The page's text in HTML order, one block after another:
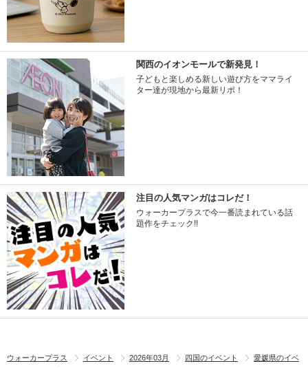
関西のイオンモールで新発見！
子どもと楽しめる新しい遊び方をママライ
ター達が現地から最新リポ！
注目の人気マンガはコレだ！
ウォーカープラスで今一番読まれている話
題作をチェック!!
ウォーカープラス イベント 2026年03月 四国のイベント
愛媛県のイベ